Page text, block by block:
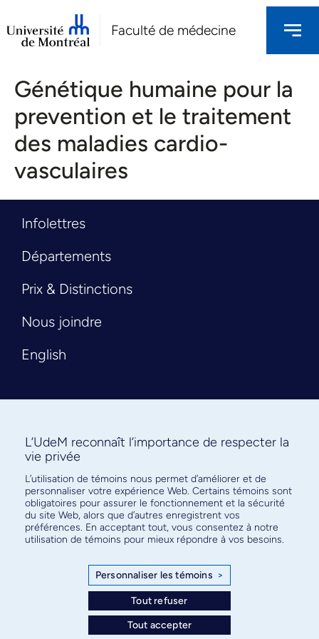
Faculté de médecine
Génétique humaine pour la
prevention et le traitement
des maladies cardio-
vasculaires
Infolettres
Départements
Prix & Distinctions
Nous joindre
English
Abonnez-vous à notre infolettre
pour connaître l’actualité facultaire
L’UdeM reconnaît l’importance de respecter la
vie privée
L’utilisation de témoins nous permet d’améliorer et de
personnaliser votre expérience Web. Certains témoins sont
obligatoires pour assurer le fonctionnement et la sécurité
du site Web, alors que d’autres enregistrent vos
préférences. En acceptant tout, vous consentez à notre
utilisation de témoins pour mieux répondre à vos besoins.
Personnaliser les témoins >
Tout refuser
Tout accepter